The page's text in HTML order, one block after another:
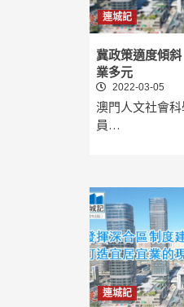
連城記
冀政策適度傾
業多元
2022-03-05
澳門人文社會
員…
連城記